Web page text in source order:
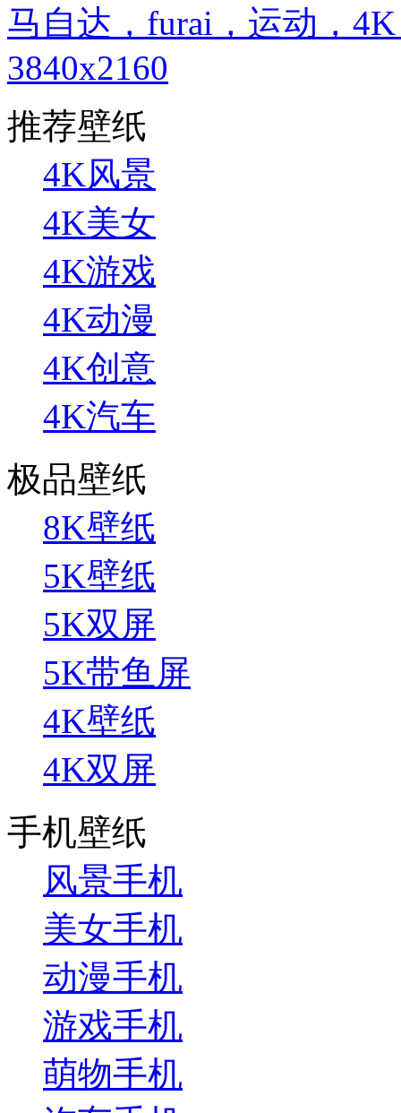
马自达，furai，运动，
3840x2160
推荐壁纸
4K风景
4K美女
4K游戏
4K动漫
4K创意
4K汽车
极品壁纸
8K壁纸
5K壁纸
5K双屏
5K带鱼屏
4K壁纸
4K双屏
手机壁纸
风景手机
美女手机
动漫手机
游戏手机
萌物手机